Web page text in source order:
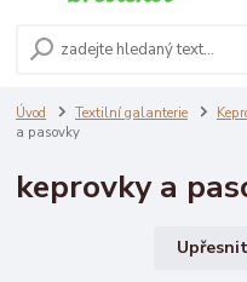
Úvod Textilní galanterie
a pasovky
keprovky a